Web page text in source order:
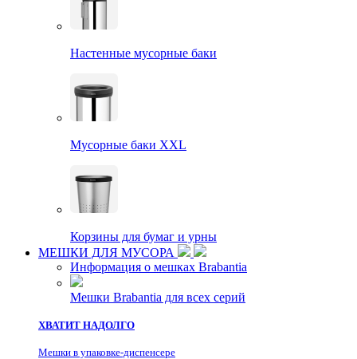
Настенные мусорные баки
Мусорные баки XXL
Корзины для бумаг и урны
МЕШКИ ДЛЯ МУСОРА
Информация о мешках Brabantia
Мешки Brabantia для всех серий
ХВАТИТ НАДОЛГО
Мешки в упаковке-диспенсере